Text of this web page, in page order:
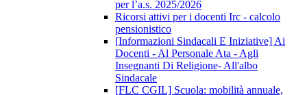
per l’a.s. 2025/2026
Ricorsi attivi per i docenti Irc - calcolo
pensionistico
[Informazioni Sindacali E Iniziative] Ai
Docenti - Al Personale Ata - Agli
Insegnanti Di Religione- All'albo
Sindacale
[FLC CGIL] Scuola: mobilità annuale,